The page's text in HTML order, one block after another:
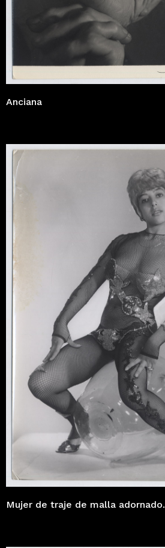
Anciana
Mujer de traje de malla adornado.